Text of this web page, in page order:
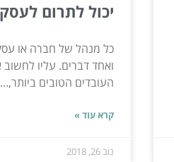
יכול לתרום
כל מנהל של חברה או
ואחד דברים. עליו
העובדים הטובים ביותר,...
קרא עוד »
נוב 26, 2018